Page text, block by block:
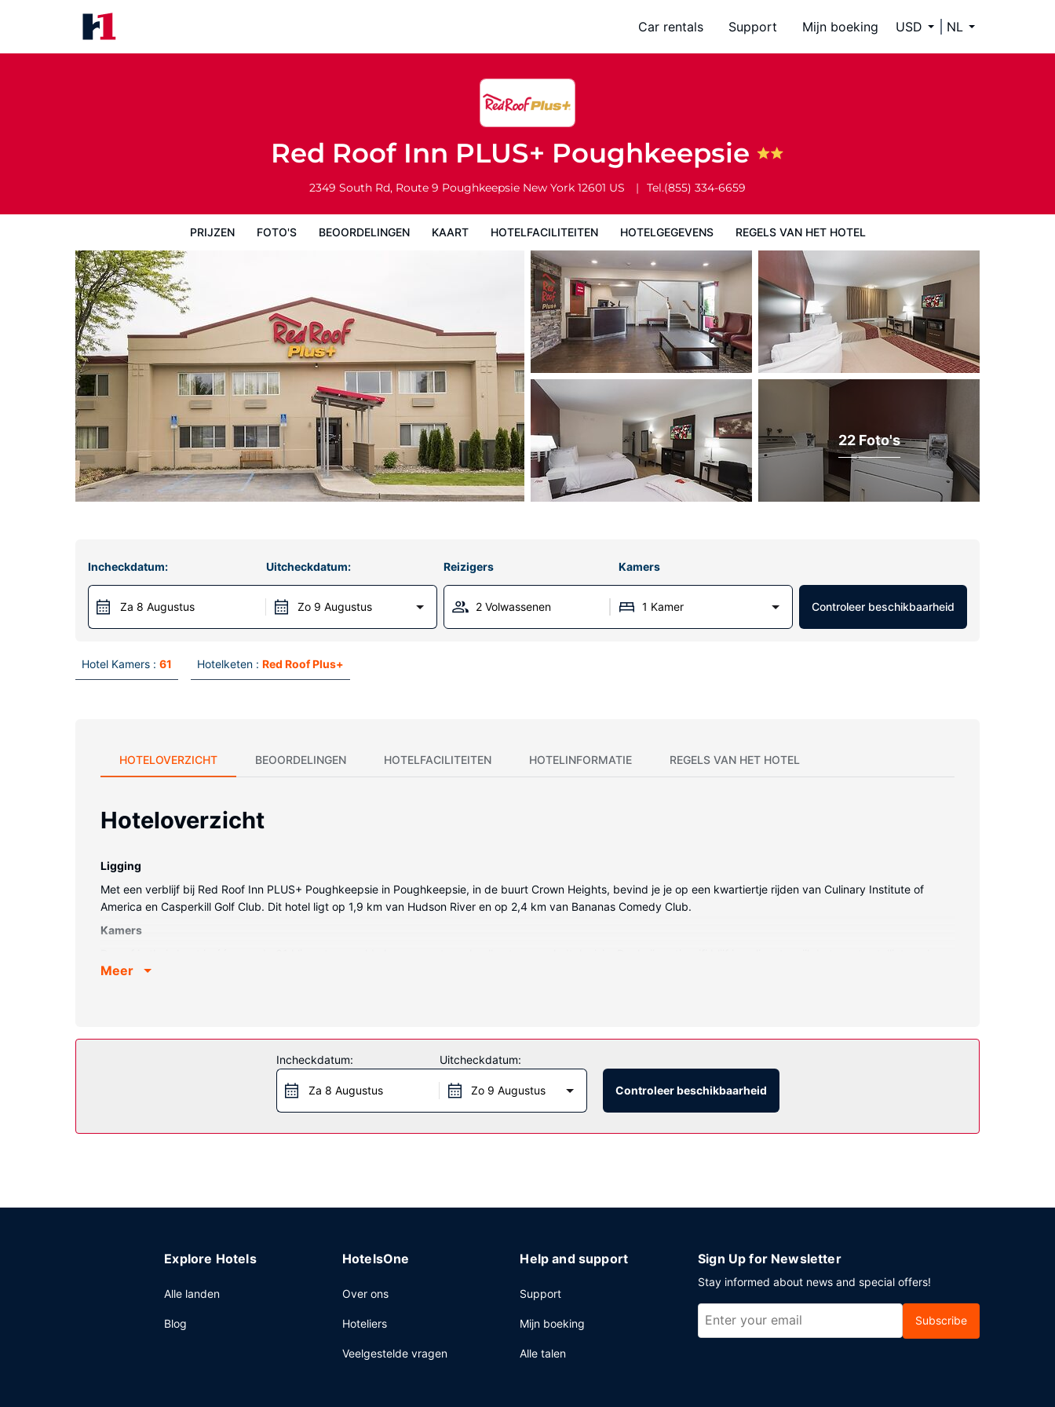
Car rentals Support Mijn boeking USD NL
Red Roof Inn PLUS+ Poughkeepsie
2349 South Rd, Route 9 Poughkeepsie New York 12601 US Tel.(855) 334-6659
PRIJZEN FOTO'S BEOORDELINGEN KAART HOTELFACILITEITEN HOTELGEGEVENS REGELS VAN HET HOTEL
Regels van het hotel
22 Foto's
Incheckdatum:
Za 8 Augustus
Uitcheckdatum:
Zo 9 Augustus
Reizigers Kamers
2 Volwassenen 1 Kamer Controleer beschikbaarheid
Hotel Kamers : 61 Hotelketen : Red Roof Plus+
HOTELOVERZICHT BEOORDELINGEN HOTELFACILITEITEN HOTELINFORMATIE REGELS VAN HET HOTEL
Hoteloverzicht
Ligging
Met een verblijf bij Red Roof Inn PLUS+ Poughkeepsie in Poughkeepsie, in de buurt Crown Heights, bevind je je op een kwartiertje rijden van Culinary Institute of
America en Casperkill Golf Club. Dit hotel ligt op 1,9 km van Hudson River en op 2,4 km van Bananas Comedy Club.
Kamers
zorgt voor het kijkplezier. De privébadkamers met een bad/douchecombinatie hebben gratis toiletartikelen en haardrogers. Voorzieningen zijn bijvoorbeeld een
Enkele van de voorzieningen zijn een 24-uurs businesscentrum, een 24-uurs receptie en meertalig personeel. Ter plaatse heb je gratis parkeerplaatsen.
Meer
Incheckdatum:
Za 8 Augustus
Uitcheckdatum:
Zo 9 Augustus Controleer beschikbaarheid
Explore Hotels
Alle landen
Blog
HotelsOne
Over ons
Hoteliers
Veelgestelde vragen
Help and support
Support
Mijn boeking
Alle talen
Sign Up for Newsletter
Stay informed about news and special offers!
Subscribe